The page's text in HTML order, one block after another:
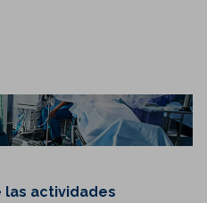
actividades